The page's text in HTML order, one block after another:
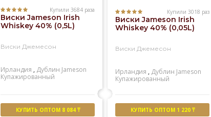
Купили 3684 раза
Виски Jameson Irish
Whiskey 40% (0,5L)
Виски Джемесон
Ирландия , Дублин Jameson
Купажированный
КУПИТЬ ОПТОМ 8 084 ₸
Купили 3018 раз
Виски Jameson Irish
Whiskey 40% (0,05L)
Виски Джемесон
Ирландия , Дублин Jameson
Купажированный
КУПИТЬ ОПТОМ 1 220 ₸